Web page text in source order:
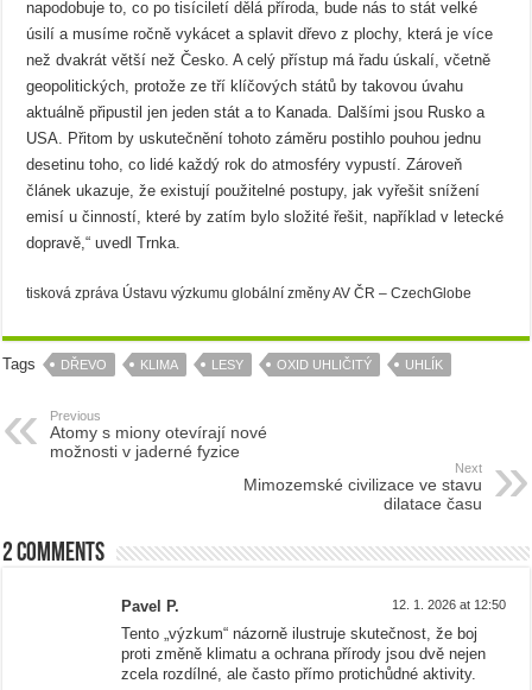
napodobuje to, co po tisíciletí dělá příroda, bude nás to stát velké
úsilí a musíme ročně vykácet a splavit dřevo z plochy, která je více
než dvakrát větší než Česko. A celý přístup má řadu úskalí, včetně
geopolitických, protože ze tří klíčových států by takovou úvahu
aktuálně připustil jen jeden stát a to Kanada. Dalšími jsou Rusko a
USA. Přitom by uskutečnění tohoto záměru postihlo pouhou jednu
desetinu toho, co lidé každý rok do atmosféry vypustí. Zároveň
článek ukazuje, že existují použitelné postupy, jak vyřešit snížení
emisí u činností, které by zatím bylo složité řešit, například v letecké
dopravě,“ uvedl Trnka.
tisková zpráva Ústavu výzkumu globální změny AV ČR – CzechGlobe
Tags DŘEVO KLIMA LESY OXID UHLIČITÝ UHLÍK
Previous
Atomy s miony otevírají nové
možnosti v jaderné fyzice
Next
Mimozemské civilizace ve stavu
dilatace času
2 comments
Pavel P. 12. 1. 2026 at 12:50
Tento „výzkum“ názorně ilustruje skutečnost, že boj
proti změně klimatu a ochrana přírody jsou dvě nejen
zcela rozdílné, ale často přímo protichůdné aktivity.